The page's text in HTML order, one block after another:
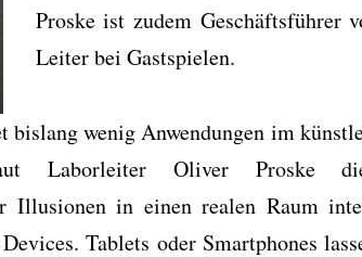
Proske ist zudem Geschäftsführer
Leiter bei Gastspielen.
wenig Anwendungen im
Laborleiter Oliver Proske
Illusionen in einen realen Raum
Tablets oder Smartphones